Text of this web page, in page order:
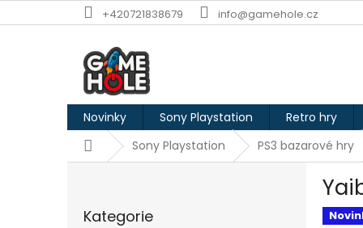
na
+420721838679 info@gamehole.cz
Novinky Sony Playstation Retro hry
DomůSony Playstation PS3 bazarové hry
kategorie
Kategorie